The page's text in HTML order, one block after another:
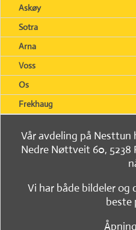
Askøy
Sotra
Arna
Voss
Os
Frekhaug
Vår avdeling på
Nedre Nøttveit 60, 5238
Vi har både bildeler og
beste